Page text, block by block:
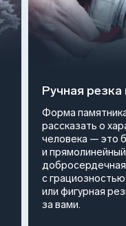
Ручная
Форма
рассказать о
человека — это
и
с
или фигурная
за вами.